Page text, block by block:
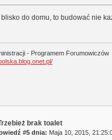
blisko do domu, to budować nie
- Programem Forumowiczów
brak toalet
#5 dnia: Maja 10, 2015,